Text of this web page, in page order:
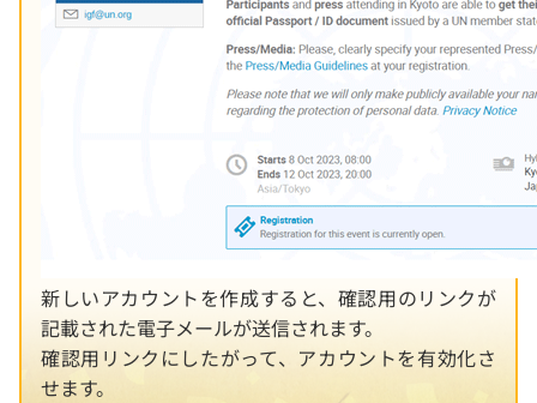
新しいアカウントを作成すると、確認用のリンクが
記載された電子メールが送信されます。
確認用リンクにしたがって、アカウントを有効化さ
せます。